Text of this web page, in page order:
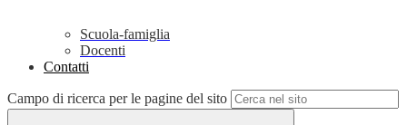
Scuola-famiglia
Docenti
Contatti
Campo di ricerca per le pagine del sito